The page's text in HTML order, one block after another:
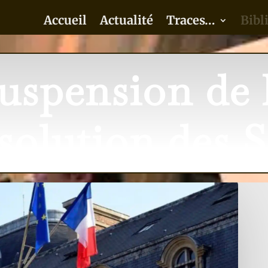
Accueil Actualité Traces…
de